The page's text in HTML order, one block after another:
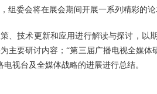
组委会将在展会期间开展一系列精彩的论
术更新和应用进行解读与探讨，以期
主要研讨内容；“第三届广播电视全媒
视台及全媒体战略的进展进行总结。